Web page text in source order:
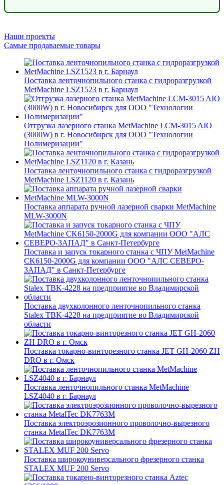
Наши проекты
Самые продаваемые товары
Поставка ленточнопильного станка c гидроразгрузкой
MetMachine LSZ1523 в г. Барнаул
Отгрузка лазерного станка MetMachine LCM-3015 AIO
(3000W) в г. Новосибирск для ООО "Технологии
Полимеризации"
Поставка ленточнопильного станка c гидроразгрузкой
MetMachine LSZ1120 в г. Казань
Поставка аппарата ручной лазерной сварки MetMachine
MLW-3000N
Поставка и запуск токарного станка с ЧПУ MetMachine
CK6150-2000G для компании ООО "АЛС СЕВЕРО-
ЗАПАД" в Санкт-Петербурге
Поставка двухколонного ленточнопильного станка
Stalex TBK-4228 на предприятие во Владимирской
области
Поставка токарно-винторезного станка JET GH-2060 ZH
DRO в г. Омск
Поставка ленточнопильного станка MetMachine
LSZ4040 в г. Барнаул
Поставка электроэрозионного проволочно-вырезного
станка MetalTec DK7763M
Поставка широкоуниверсального фрезерного станка
STALEX MUF 200 Servo